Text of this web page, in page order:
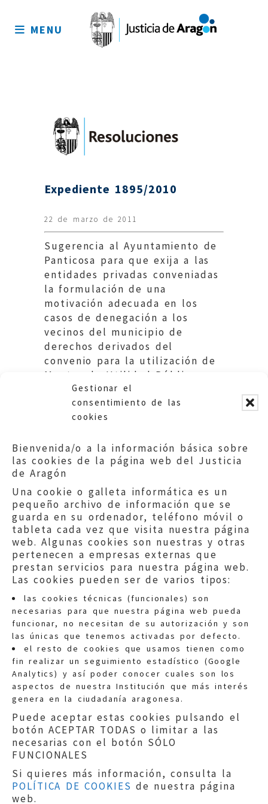
Gestionar el
consentimiento de las
cookies
Bienvenida/o a la información básica sobre
las cookies de la página web del Justicia
de Aragón
Una cookie o galleta informática es un
pequeño archivo de información que se
guarda en su ordenador, teléfono móvil o
tableta cada vez que visita nuestra página
web. Algunas cookies son nuestras y otras
pertenecen a empresas externas que
prestan servicios para nuestra página web.
Las cookies pueden ser de varios tipos:
las cookies técnicas (funcionales) son
necesarias para que nuestra página web pueda
funcionar, no necesitan de su autorización y son
las únicas que tenemos activadas por defecto.
el resto de cookies que usamos tienen como
fin realizar un seguimiento estadístico (Google
Analytics) y así poder conocer cuales son los
aspectos de nuestra Institución que más interés
genera en la ciudadanía aragonesa.
Puede aceptar estas cookies pulsando el
botón ACEPTAR TODAS o limitar a las
necesarias con el botón SÓLO
FUNCIONALES
Si quieres más información, consulta la
POLÍTICA DE COOKIES de nuestra página
web.
sitio
MENU
Expediente 1895/2010
22 de marzo de 2011
Sugerencia al Ayuntamiento de
Panticosa para que exija a las
entidades privadas conveniadas
la formulación de una
motivación adecuada en los
casos de denegación a los
vecinos del municipio de
derechos derivados del
convenio para la utilización de
Montes de Utilidad Pública
para la estación de esquí.
Quejas:quejas@eljusticiadearagon.es
Información general:
informacion@eljusticiadearagon.es
Teléfonos:900 210 210/
Aviso legal|Política de privacidad|